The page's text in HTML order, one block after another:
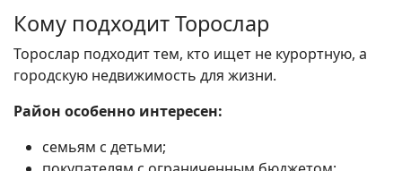
Кому подходит Торослар
Торослар подходит тем, кто ищет не курортную, а
городскую недвижимость для жизни.
Район особенно интересен:
семьям с детьми;